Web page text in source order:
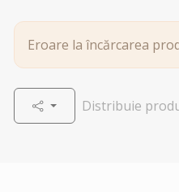
Eroare la încărcarea
Distribuie